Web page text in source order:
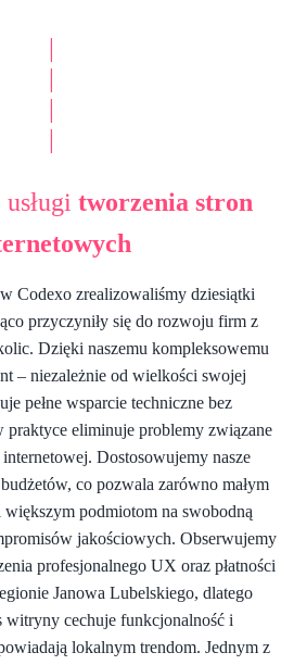
tworzenia stron
Codexo zrealizowaliśmy dziesiątki
przyczyniły się do rozwoju firm z
Dzięki naszemu kompleksowemu
– niezależnie od wielkości swojej
pełne wsparcie techniczne bez
praktyce eliminuje problemy związane
Dostosowujemy nasze
co pozwala zarówno małym
podmiotom na swobodną
jakościowych. Obserwujemy
profesjonalnego UX oraz płatności
Janowa Lubelskiego, dlatego
witryny cechuje funkcjonalność i
lokalnym trendom. Jednym z